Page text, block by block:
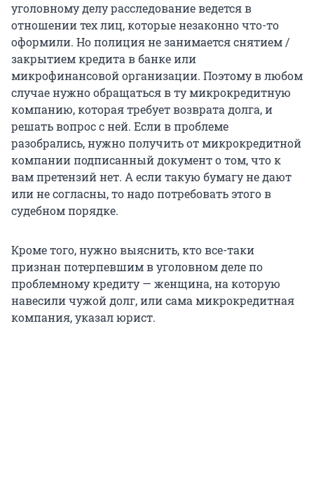
уголовному делу расследование ведется в
отношении тех лиц, которые незаконно что-то
оформили. Но полиция не занимается снятием /
закрытием кредита в банке или
микрофинансовой организации. Поэтому в любом
случае нужно обращаться в ту микрокредитную
компанию, которая требует возврата долга, и
решать вопрос с ней. Если в проблеме
разобрались, нужно получить от микрокредитной
компании подписанный документ о том, что к
вам претензий нет. А если такую бумагу не дают
или не согласны, то надо потребовать этого в
судебном порядке.
Кроме того, нужно выяснить, кто все-таки
признан потерпевшим в уголовном деле по
проблемному кредиту — женщина, на которую
навесили чужой долг, или сама микрокредитная
компания, указал юрист.